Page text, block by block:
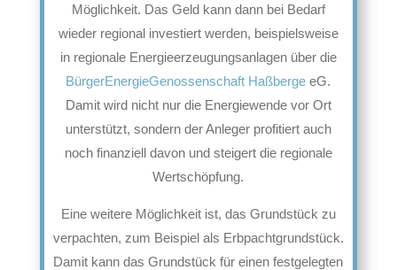
Möglichkeit. Das Geld kann dann bei Bedarf
wieder regional investiert werden, beispielsweise
in regionale Energieerzeugungsanlagen über die
BürgerEnergieGenossenschaft Haßberge eG.
Damit wird nicht nur die Energiewende vor Ort
unterstützt, sondern der Anleger profitiert auch
noch finanziell davon und steigert die regionale
Wertschöpfung.
Eine weitere Möglichkeit ist, das Grundstück zu
verpachten, zum Beispiel als Erbpachtgrundstück.
Damit kann das Grundstück für einen festgelegten